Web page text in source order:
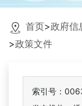
首页>政府信
>政策文件
索引号：